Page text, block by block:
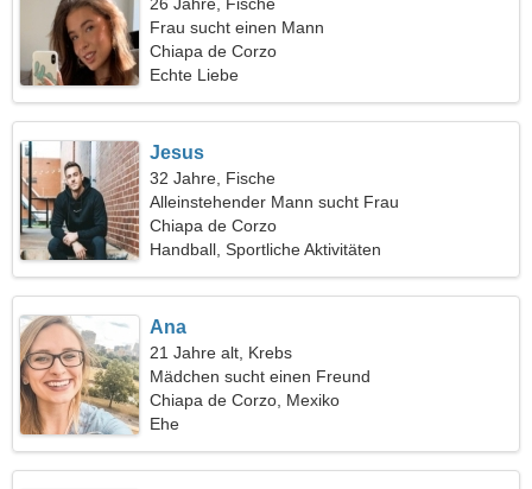
Frau sucht einen Mann
Chiapa de Corzo
Echte Liebe
Jesus
32 Jahre, Fische
Alleinstehender Mann sucht Frau
Chiapa de Corzo
Handball, Sportliche Aktivitäten
Ana
21 Jahre alt, Krebs
Mädchen sucht einen Freund
Chiapa de Corzo, Mexiko
Ehe